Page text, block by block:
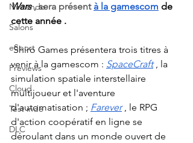
Nintendo
Salons
eSport
Previews
Cloud
Test indé
DLC
Wars , sera présent à la gamescom de
cette année .
Shiro Games présentera trois titres à
venir à la gamescom : SpaceCraft , la
simulation spatiale interstellaire
multijoueur et l'aventure
d'automatisation ; Farever , le RPG
d'action coopératif en ligne se
déroulant dans un monde ouvert de